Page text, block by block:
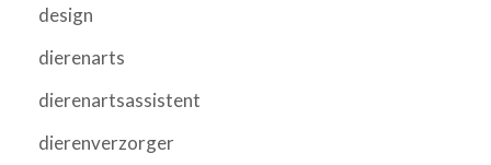
design
dierenarts
dierenartsassistent
dierenverzorger